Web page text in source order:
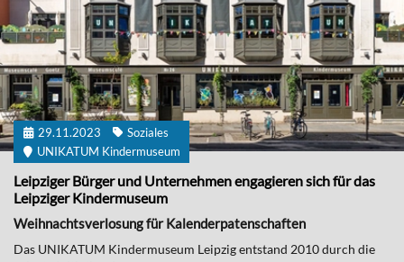
29.11.2023
Soziales
UNIKATUM Kindermuseum
Leipziger Bürger und Unternehmen engagieren sich für das
Leipziger Kindermuseum
Weihnachtsverlosung für Kalenderpatenschaften
Das UNIKATUM Kindermuseum Leipzig entstand 2010 durch die